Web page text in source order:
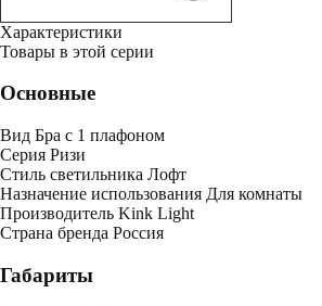
Характеристики
Товары в этой серии
Основные
Вид Бра с 1 плафоном
Серия Ризи
Стиль светильника Лофт
Назначение использования Для комнаты
Производитель Kink Light
Страна бренда Россия
Габариты